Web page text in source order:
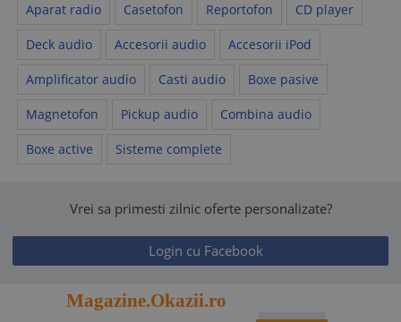
Aparat radio Casetofon Reportofon CD player
Deck audio Accesorii audio Accesorii iPod
Amplificator audio Casti audio Boxe pasive
Magnetofon Pickup audio Combina audio
Boxe active Sisteme complete
Vrei sa primesti zilnic oferte personalizate?
Login cu Facebook
Magazine.Okazii.ro